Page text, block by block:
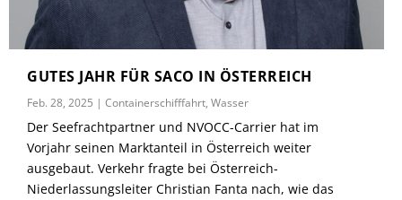
GUTES JAHR FÜR SACO IN ÖSTERREICH
Feb. 28, 2025 |Containerschifffahrt,Wasser
Der Seefrachtpartner und NVOCC-Carrier hat im
Vorjahr seinen Marktanteil in Österreich weiter
ausgebaut. Verkehr fragte bei Österreich-
Niederlassungsleiter Christian Fanta nach, wie das